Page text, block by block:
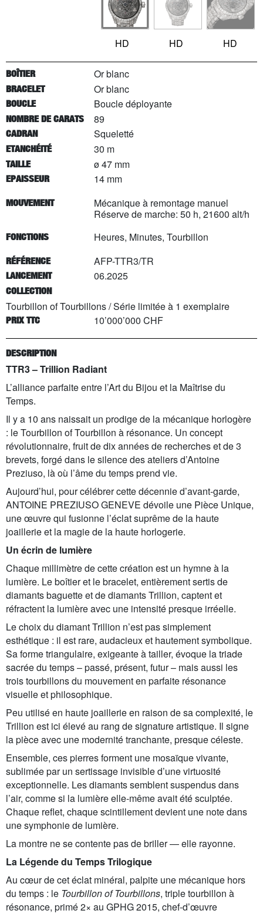
HD HD HD
BOÎTIER Or blanc
BRACELET Or blanc
BOUCLE Boucle déployante
NOMBRE DE CARATS 89
CADRAN Squeletté
ETANCHÉITÉ 30 m
TAILLE ø 47 mm
EPAISSEUR 14 mm
MOUVEMENT
Mécanique à remontage manuel
Réserve de marche: 50 h, 21600 alt/h
FONCTIONS Heures, Minutes, Tourbillon
RÉFÉRENCE AFP-TTR3/TR
LANCEMENT 06.2025
COLLECTION
Tourbillon of Tourbillons/Série limitée à 1 exemplaire
PRIX TTC 10’000’000 CHF
DESCRIPTION
TTR3–Trillion Radiant
L’alliance parfaite entre l’Art du Bijou et la Maîtrise du
Temps.
Il y a 10 ans naissait un prodige de la mécanique horlogère
: le Tourbillon of Tourbillon à résonance. Un concept
révolutionnaire, fruit de dix années de recherches et de 3
brevets, forgé dans le silence des ateliers d’Antoine
Preziuso, là où l’âme du temps prend vie.
Aujourd’hui, pour célébrer cette décennie d’avant-garde,
ANTOINE PREZIUSO GENEVE dévoile une Pièce Unique,
une œuvre qui fusionne l’éclat suprême de la haute
joaillerie et la magie de la haute horlogerie.
Un écrin de lumière
Chaque millimètre de cette création est un hymne à la
lumière. Le boîtier et le bracelet, entièrement sertis de
diamants baguette et de diamants Trillion, captent et
réfractent la lumière avec une intensité presque irréelle.
Le choix du diamant Trillion n’est pas simplement
esthétique : il est rare, audacieux et hautement symbolique.
Sa forme triangulaire, exigeante à tailler, évoque la triade
sacrée du temps – passé, présent, futur – mais aussi les
trois tourbillons du mouvement en parfaite résonance
visuelle et philosophique.
Peu utilisé en haute joaillerie en raison de sa complexité, le
Trillion est ici élevé au rang de signature artistique. Il signe
la pièce avec une modernité tranchante, presque céleste.
Ensemble, ces pierres forment une mosaïque vivante,
sublimée par un sertissage invisible d’une virtuosité
exceptionnelle. Les diamants semblent suspendus dans
l’air, comme si la lumière elle-même avait été sculptée.
Chaque reflet, chaque scintillement devient une note dans
une symphonie de lumière.
La montre ne se contente pas de briller — elle rayonne.
La Légende du Temps Trilogique
Au cœur de cet éclat minéral, palpite une mécanique hors
du temps : le Tourbillonof Tourbillons, triple tourbillon à
résonance, primé 2× au GPHG 2015, chef-d’œuvre